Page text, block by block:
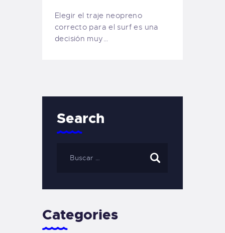
Elegir el traje neopreno
correcto para el surf es una
decisión muy…
Search
Categories